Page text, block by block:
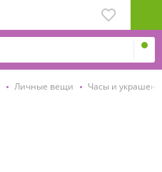
Личные вещи Часы и